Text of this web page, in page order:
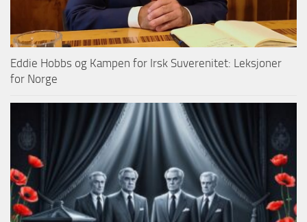
Eddie Hobbs og Kampen for Irsk Suverenitet: Leksjoner
for Norge